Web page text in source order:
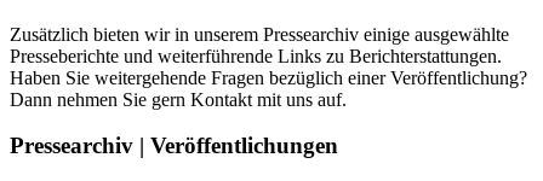
Zusätzlich bieten wir in unserem Pressearchiv einige ausgewählte
Presseberichte und weiterführende Links zu Berichterstattungen.
Haben Sie weitergehende Fragen bezüglich einer Veröffentlichung?
Dann nehmen Sie gern Kontakt mit uns auf.
Pressearchiv | Veröffentlichungen